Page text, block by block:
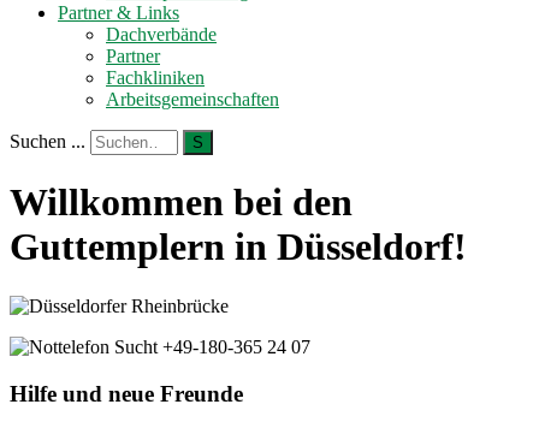
Partner & Links
Dachverbände
Partner
Fachkliniken
Arbeitsgemeinschaften
Suchen ... S
Willkommen bei den
Guttemplern in Düsseldorf!
Hilfe und neue Freunde